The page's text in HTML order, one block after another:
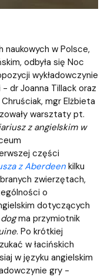
w Polsce,
odbyła się Noc
wykładowczynie
dr Joanna Tillack oraz
mgr Elżbieta
warsztaty pt.
z angielskim w
części
z Aberdeenkilku
zwierzętach,
o
dotyczących
dogma przymiotnik
. Po krótkiej
w łacińskich
w języku angielskim
gry -